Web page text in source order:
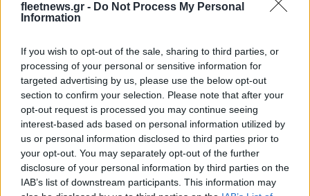
fleetnews.gr - Do Not Process My Personal
Information
If you wish to opt-out of the sale, sharing to third parties, or
processing of your personal or sensitive information for
targeted advertising by us, please use the below opt-out
section to confirm your selection. Please note that after your
opt-out request is processed you may continue seeing
interest-based ads based on personal information utilized by
us or personal information disclosed to third parties prior to
your opt-out. You may separately opt-out of the further
disclosure of your personal information by third parties on the
IAB’s list of downstream participants. This information may
Χρηματοοικονομικός
σύμβουλος της ΔΕΗ για την
είσοδο στην πολωνική
αγορά ενέργειας
Media: Με ενίσχυση 8 εκατ.
ευρώ σε 451 επιχειρήσεις
ξεκίνησε το πρόγραμμα
στήριξης- Κάλυψη
εισφορών ΕΔΟΕΑΠ